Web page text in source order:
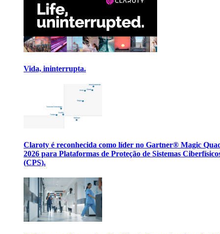
Vida, ininterrupta.
Claroty é reconhecida como líder no Gartner® Magic
2026 para Plataformas de Proteção de Sistemas
(CPS).